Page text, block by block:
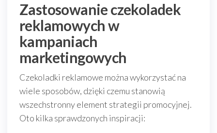
Zastosowanie czekoladek
reklamowych w
kampaniach
marketingowych
Czekoladki reklamowe można wykorzystać na
wiele sposobów, dzięki czemu stanowią
wszechstronny element strategii promocyjnej.
Oto kilka sprawdzonych inspiracji: